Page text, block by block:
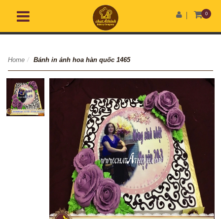
0
Home / Bánh in ảnh hoa hàn quốc 1465